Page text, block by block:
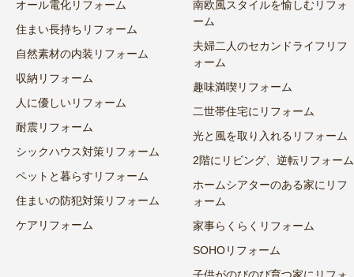
オール電化リフォーム
住まい長持ちリフォーム
自然素材の内装リフォーム
収納リフォーム
人に優しいリフォーム
耐震リフォーム
シックハウス対策リフォーム
ペットと暮らすリフォーム
住まいの防犯対策リフォーム
ケアリフォーム
南欧風スタイルを愉しむリフォ
ーム
夫婦二人のセカンドライフリフ
ォーム
趣味満喫リフォーム
二世帯住宅にリフォーム
光と風を取り入れるリフォーム
2階にリビング、逆転リフォーム
ホームシアターのある家にリフ
ォーム
家事らくらくリフォーム
SOHOリフォーム